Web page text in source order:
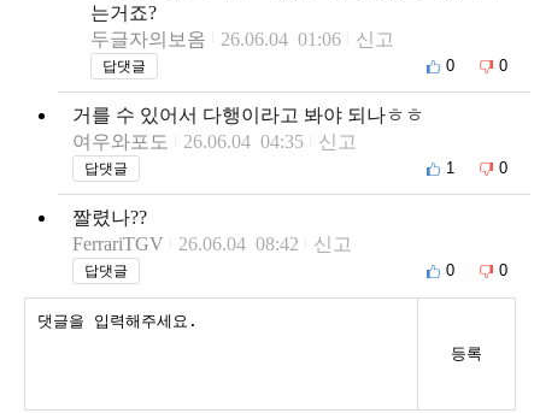
는거죠?
두글자의보옴
26.06.04 01:06 신고
답댓글 0 0
거를 수 있어서 다행이라고 봐야 되나ㅎㅎ
여우와포도
26.06.04 04:35 신고
답댓글 1 0
짤렸나??
FerrariTGV
26.06.04 08:42 신고
답댓글 0 0
등록